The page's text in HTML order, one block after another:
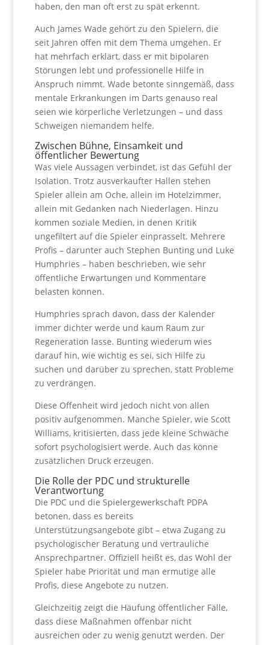
haben, den man oft erst zu spät erkennt.
Auch James Wade gehört zu den Spielern, die
seit Jahren offen mit dem Thema umgehen. Er
hat mehrfach erklärt, dass er mit bipolaren
Störungen lebt und professionelle Hilfe in
Anspruch nimmt. Wade betonte sinngemäß, dass
mentale Erkrankungen im Darts genauso real
seien wie körperliche Verletzungen – und dass
Schweigen niemandem helfe.
Zwischen Bühne, Einsamkeit und
öffentlicher Bewertung
Was viele Aussagen verbindet, ist das Gefühl der
Isolation. Trotz ausverkaufter Hallen stehen
Spieler allein am Oche, allein im Hotelzimmer,
allein mit Gedanken nach Niederlagen. Hinzu
kommen soziale Medien, in denen Kritik
ungefiltert auf die Spieler einprasselt. Mehrere
Profis – darunter auch Stephen Bunting und Luke
Humphries – haben beschrieben, wie sehr
öffentliche Erwartungen und Kommentare
belasten können.
Humphries sprach davon, dass der Kalender
immer dichter werde und kaum Raum zur
Regeneration lasse. Bunting wiederum wies
darauf hin, wie wichtig es sei, sich Hilfe zu
suchen und darüber zu sprechen, statt Probleme
zu verdrängen.
Diese Offenheit wird jedoch nicht von allen
positiv aufgenommen. Manche Spieler, wie Scott
Williams, kritisierten, dass jede kleine Schwäche
sofort psychologisiert werde. Auch das könne
zusätzlichen Druck erzeugen.
Die Rolle der PDC und strukturelle
Verantwortung
Die PDC und die Spielergewerkschaft PDPA
betonen, dass es bereits
Unterstützungsangebote gibt – etwa Zugang zu
psychologischer Beratung und vertrauliche
Ansprechpartner. Offiziell heißt es, das Wohl der
Spieler habe Priorität und man ermutige alle
Profis, diese Angebote zu nutzen.
Gleichzeitig zeigt die Häufung öffentlicher Fälle,
dass diese Maßnahmen offenbar nicht
ausreichen oder zu wenig genutzt werden. Der